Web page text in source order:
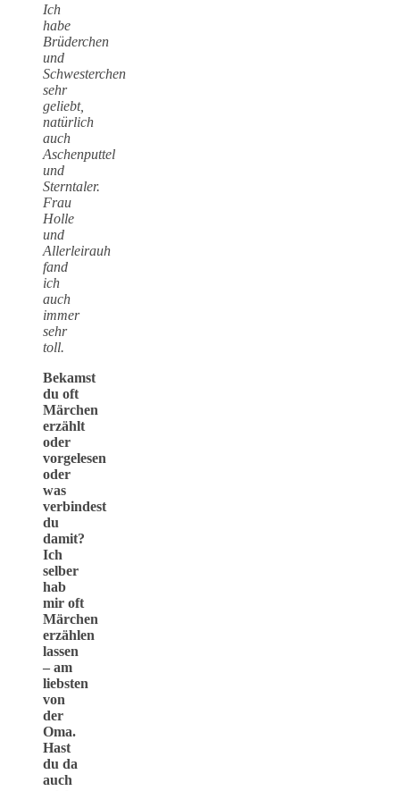
Ich
habe
Brüderchen
und
Schwesterchen
sehr
geliebt,
natürlich
auch
Aschenputtel
und
Sterntaler.
Frau
Holle
und
Allerleirauh
fand
ich
auch
immer
sehr
toll.
Bekamst
du oft
Märchen
erzählt
oder
vorgelesen
oder
was
verbindest
du
damit?
Ich
selber
hab
mir oft
Märchen
erzählen
lassen
– am
liebsten
von
der
Oma.
Hast
du da
auch